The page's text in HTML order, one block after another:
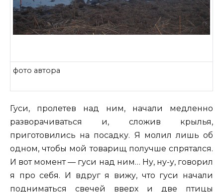
фото автора
Гуси, пролетев над ним, начали медленно
разворачиваться и, сложив крылья,
приготовились на посадку. Я молил лишь об
одном, чтобы мой товарищ получше спрятался.
И вот момент — гуси над ним… Ну, ну-у, говорил
я про себя. И вдруг я вижу, что гуси начали
подниматься свечей вверх и две птицы